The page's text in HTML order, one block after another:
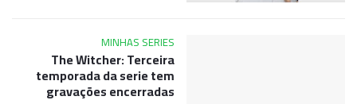
MINHAS SERIES
The Witcher: Terceira
temporada da serie tem
gravações encerradas